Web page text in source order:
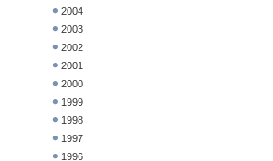
2004
2003
2002
2001
2000
1999
1998
1997
1996